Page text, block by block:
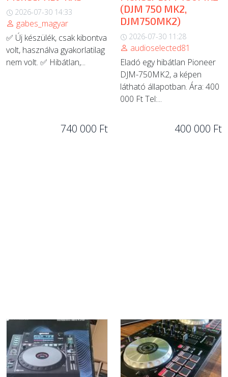
2026-07-30 14:33
gabes_magyar
✅ Új készülék, csak kibontva
volt, használva gyakorlatilag
nem volt. ✅ Hibátlan,...
740 000 Ft
(DJM 750 MK2,
DJM750MK2)
2026-07-30 11:28
audioselected81
Eladó egy hibátlan Pioneer
DJM-750MK2, a képen
látható állapotban. Ára: 400
000 Ft Tel:...
400 000 Ft